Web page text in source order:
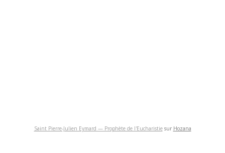
Saint Pierre-Julien Eymard — Prophète de l'Eucharistiesur Hozana